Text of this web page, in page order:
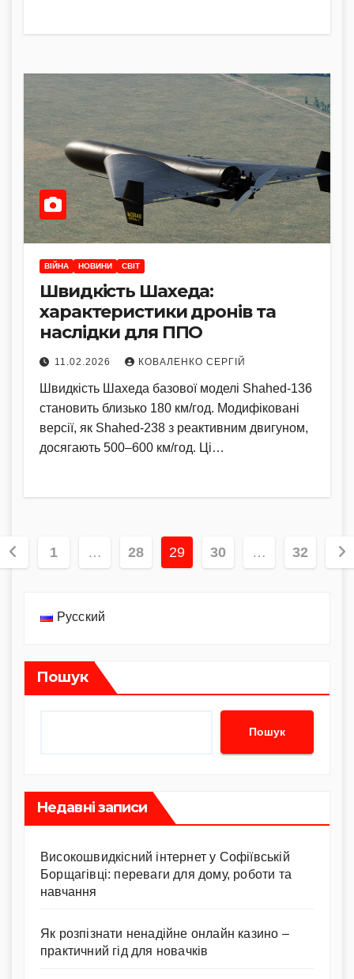
ВІЙНА НОВИНИ СВІТ
Швидкість Шахеда:
характеристики дронів та
наслідки для ППО
11.02.2026 КОВАЛЕНКО СЕРГІЙ
Швидкість Шахеда базової моделі Shahed-136
становить близько 180 км/год. Модифіковані
версії, як Shahed-238 з реактивним двигуном,
досягають 500–600 км/год. Ці…
1 … 28 29 30 … 32
Русский
Пошук
Пошук
Недавні записи
Високошвидкісний інтернет у Софіївській
Борщагівці: переваги для дому, роботи та
навчання
Як розпізнати ненадійне онлайн казино –
практичний гід для новачків